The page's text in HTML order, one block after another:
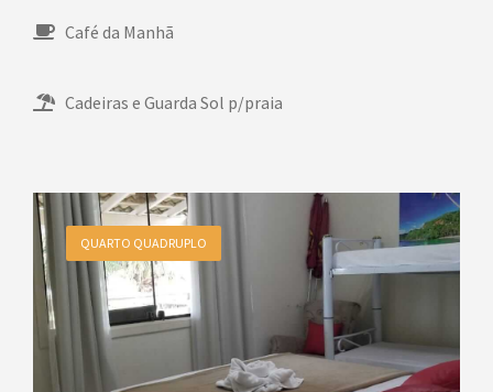
Café da Manhã
Cadeiras e Guarda Sol p/praia
QUARTO QUADRUPLO